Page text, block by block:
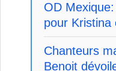
OD
pour Kristina
Chanteurs
Benoit